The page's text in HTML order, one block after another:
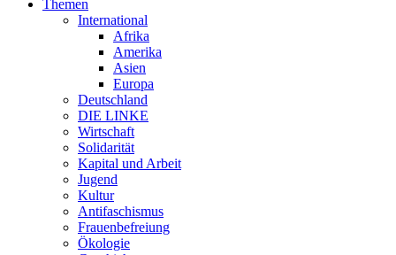
Themen
International
Afrika
Amerika
Asien
Europa
Deutschland
DIE LINKE
Wirtschaft
Solidarität
Kapital und Arbeit
Jugend
Kultur
Antifaschismus
Frauenbefreiung
Ökologie